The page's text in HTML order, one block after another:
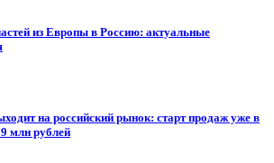
из Европы в Россию: актуальные
на российский рынок: старт продаж уже в
млн рублей